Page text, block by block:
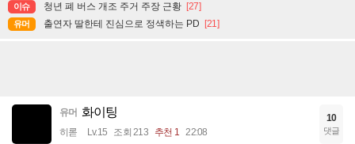
이슈 청년 폐 버스 개조 주거 주장 근황 [27]
유머 출연자 딸한테 진심으로 정색하는 PD [21]
유머 화이팅
히롣 Lv.15 조회 213 추천 1 22:08
10
댓글